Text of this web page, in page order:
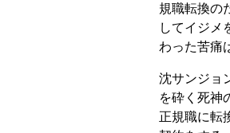
規職転換の
してイジメ
わった苦痛
沈サンジョ
を砕く死神
正規職に転